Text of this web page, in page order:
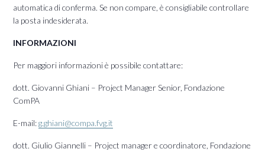
automatica di conferma. Se non compare, è consigliabile controllare
la posta indesiderata.
INFORMAZIONI
Per maggiori informazioni è possibile contattare:
dott. Giovanni Ghiani – Project Manager Senior, Fondazione
ComPA
E-mail:g.ghiani@compa.fvg.it
dott. Giulio Giannelli – Project manager e coordinatore, Fondazione